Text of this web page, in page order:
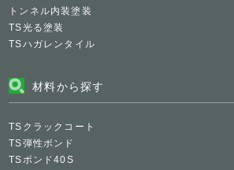
トンネル内装塗装
TS光る塗装
TSハガレンタイル
材料から探す
TSクラックコート
TS弾性ボンド
TSボンド40S